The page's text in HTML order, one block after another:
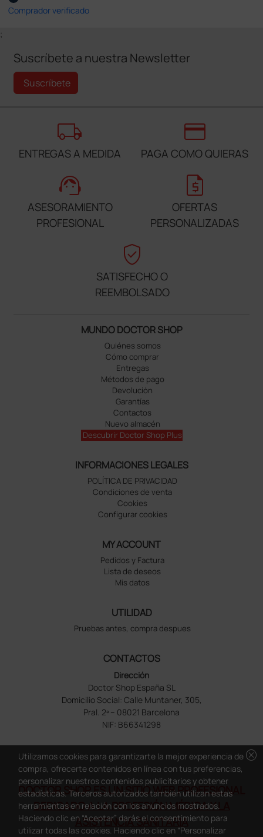
Comprador verificado
;
Suscríbete a nuestra Newsletter
Suscríbete
local_shipping
ENTREGAS A MEDIDA
credit_card
PAGA COMO QUIERAS
support_agent
ASESORAMIENTO
PROFESIONAL
request_quote
OFERTAS
PERSONALIZADAS
verified_user
SATISFECHO O
REEMBOLSADO
MUNDO DOCTOR SHOP
Quiénes somos
Cómo comprar
Entregas
Métodos de pago
Devolución
Garantías
Contactos
Nuevo almacén
Descubrir Doctor Shop Plus
INFORMACIONES LEGALES
POLÍTICA DE PRIVACIDAD
Condiciones de venta
Cookies
Configurar cookies
MY ACCOUNT
Pedidos y Factura
Lista de deseos
Mis datos
UTILIDAD
Pruebas antes, compra despues
CONTACTOS
Dirección
Doctor Shop España SL
Domicilio Social: Calle Muntaner, 305,
Pral. 2ª – 08021 Barcelona
NIF: B66341298
DOCTOR SHOP ES UN SITIO WEB PROFESIONAL
DEDICADO A LA PROFESIÓN MÉDICA Y LA
ASISTENCIA SANITARIA
cancel
Utilizamos cookies para garantizarte la mejor experiencia de
compra, ofrecerte contenidos en línea con tus preferencias,
personalizar nuestros contenidos publicitarios y obtener
estadísticas. Terceros autorizados también utilizan estas
herramientas en relación con los anuncios mostrados.
Haciendo clic en “Aceptar” darás el consentimiento para
utilizar todas las cookies. Haciendo clic en “Personalizar